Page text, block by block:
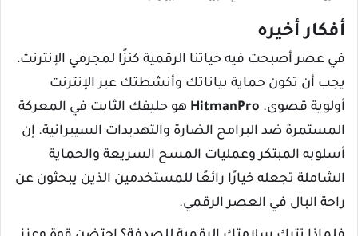
أفكار أخيره
في عصر أصبحت فيه حياتنا الرقمية كنزًا لمجرمي الإنترنت،
يجب أن تكون حماية بياناتك وأنشطتك عبر الإنترنت
أولوية قصوى. HitmanPro هو حليفك الثابت في المعركة
المستمرة ضد البرامج الضارة والتهديدات السيبرانية. إن
أسلوبه المبتكر وعمليات المسح السريعة والحماية
الشاملة تجعله خيارًا رائعًا للمستخدمين الذين يبحثون عن
راحة البال في العصر الرقمي.